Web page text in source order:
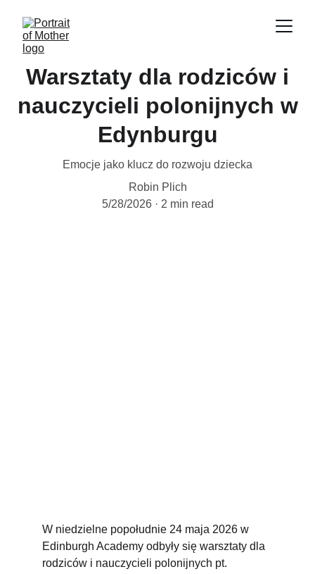
Warsztaty dla rodziców i
nauczycieli polonijnych w
Edynburgu
Emocje jako klucz do rozwoju dziecka
Robin Plich
5/28/2026
2 min read
W niedzielne popołudnie 24 maja 2026 w
Edinburgh Academy odbyły się warsztaty dla
rodziców i nauczycieli polonijnych pt.